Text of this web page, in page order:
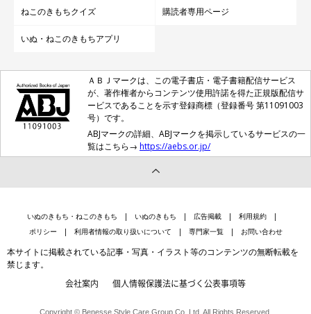
ねこのきもちクイズ 購読者専用ページ
いぬ・ねこのきもちアプリ
ＡＢＪマークは、この電子書店・電子書籍配信サービス
が、著作権者からコンテンツ使用許諾を得た正規版配信サ
ービスであることを示す登録商標（登録番号 第11091003
号）です。
ABJマークの詳細、ABJマークを掲示しているサービスの一
覧はこちら→ https://aebs.or.jp/
いぬのきもち・ねこのきもち いぬのきもち 広告掲載
利用規約
ポリシー
利用者情報の取り扱いについて 専門家一覧 お問い合わせ
本サイトに掲載されている記事・写真・イラスト等のコンテンツの無断転載を
禁じます。
会社案内 個人情報保護法に基づく公表事項等
Copyright © Benesse Style Care Group Co.,Ltd. All Rights Reserved.